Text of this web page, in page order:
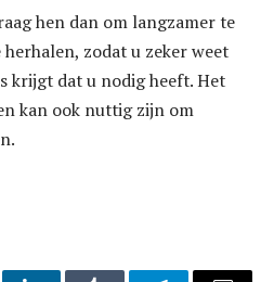
hen dan om langzamer te
zodat u zeker weet
krijgt dat u nodig heeft. Het
kan ook nuttig zijn om